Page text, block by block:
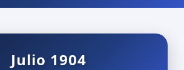
Julio 1904